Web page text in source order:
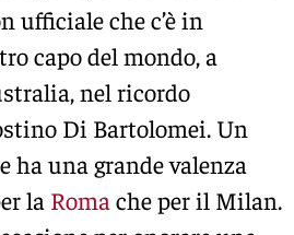
ufficiale che c’è in
capo del mondo, a
nel ricordo
Di Bartolomei. Un
ha una grande valenza
la Roma che per il Milan.